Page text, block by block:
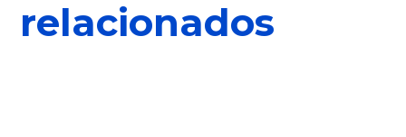
relacionados